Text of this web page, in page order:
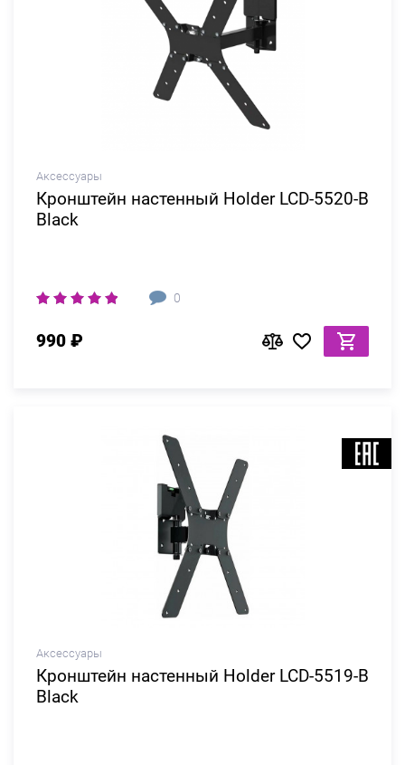
Аксессуары
Кронштейн настенный Holder LCD-5520-B
Black
0
990 ₽
Аксессуары
Кронштейн настенный Holder LCD-5519-B
Black